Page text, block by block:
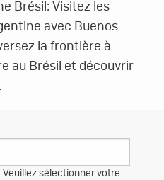
Brésil: Visitez les
avec Buenos
la frontière à
au Brésil et découvrir
sélectionner votre